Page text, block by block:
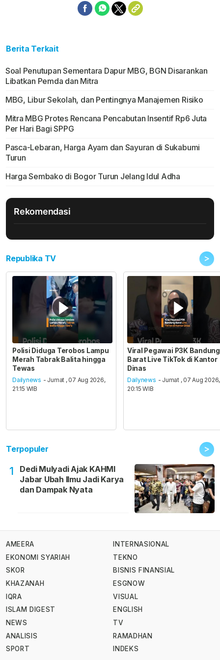
Berita Terkait
Soal Penutupan Sementara Dapur MBG, BGN Disarankan
Libatkan Pemda dan Mitra
MBG, Libur Sekolah, dan Pentingnya Manajemen Risiko
Mitra MBG Protes Rencana Pencabutan Insentif Rp6 Juta
Per Hari Bagi SPPG
Pasca-Lebaran, Harga Ayam dan Sayuran di Sukabumi
Turun
Harga Sembako di Bogor Turun Jelang Idul Adha
Rekomendasi
Republika TV >
Polisi Diduga Terobos Lampu
Merah Tabrak Balita hingga
Tewas
Dailynews - Jumat , 07 Aug 2026,
21:15 WIB
Viral Pegawai P3K Bandung
Barat Live TikTok di Kantor
Dinas
Dailynews - Jumat , 07 Aug 2026,
20:15 WIB
Terpopuler >
1
Dedi Mulyadi Ajak KAHMI
Jabar Ubah Ilmu Jadi Karya
dan Dampak Nyata
AMEERA
EKONOMI SYARIAH
SKOR
KHAZANAH
IQRA
ISLAM DIGEST
NEWS
ANALISIS
SPORT
INTERNASIONAL
TEKNO
BISNIS FINANSIAL
ESGNOW
VISUAL
ENGLISH
TV
RAMADHAN
INDEKS